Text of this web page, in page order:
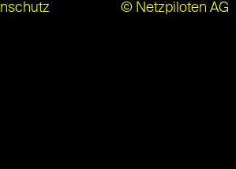
© Netzpiloten AG